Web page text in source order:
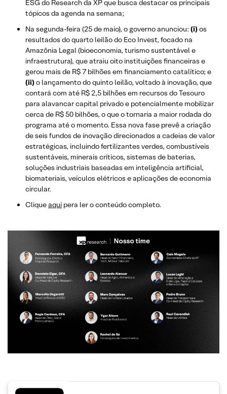
ESG do Research da XP que busca destacar os principais
tópicos da agenda na semana;
Na segunda-feira (25 de maio), o governo anunciou: (i)os
resultados do quarto leilão do Eco Invest, focado na
Amazônia Legal (bioeconomia, turismo sustentável e
infraestrutura), que atraiu oito instituições financeiras e
gerou mais de R$ 7 bilhões em financiamento catalítico; e
(ii)o lançamento do quinto leilão, voltado à inovação, que
contará com até R$ 2,5 bilhões em recursos do Tesouro
para alavancar capital privado e potencialmente mobilizar
cerca de R$ 50 bilhões, o que o tornaria a maior rodada do
programa até o momento. Essa nova fase prevê a criação
de seis fundos de inovação direcionados a cadeias de valor
estratégicas, incluindo fertilizantes verdes, combustíveis
sustentáveis, minerais críticos, sistemas de baterias,
soluções industriais baseadas em inteligência artificial,
biomateriais, veículos elétricos e aplicações de economia
circular.
Cliqueaqui pera ler o conteúdo completo.